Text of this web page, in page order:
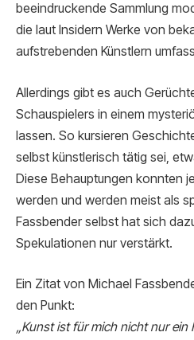
beeindruckende Sammlung
die laut Insidern Werke von
aufstrebenden Künstlern
Allerdings gibt es auch
Schauspielers in einem
lassen. So kursieren
selbst künstlerisch tätig sei,
Diese Behauptungen konnten
werden und werden meist als
Fassbender selbst hat sich
Spekulationen nur verstärkt.
Ein Zitat von Michael
den Punkt:
„Kunst ist für mich nicht nur ein